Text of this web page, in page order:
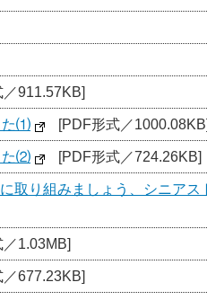
／911.57KB]
た⑴ [PDF形式／1000.08KB]
た⑵ [PDF形式／724.26KB]
取り組みましょう、シニア
1.03MB]
／677.23KB]